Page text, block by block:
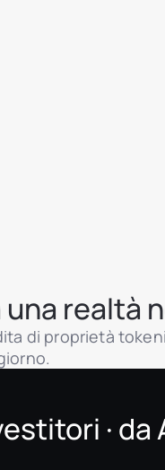
realtà
di proprietà
· da